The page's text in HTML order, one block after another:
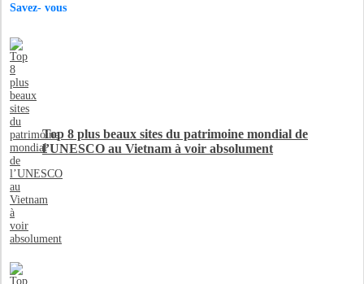
Savez- vous
Top 8 plus beaux sites du patrimoine mondial de
l’UNESCO au Vietnam à voir absolument